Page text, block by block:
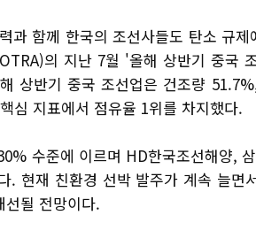
과 함께 한국의 조선사들도 탄소 규
의 지난 7월 '올해 상반기 중국
상반기 중국 조선업은 건조량
심 지표에서 점유율 1위를 차지했다.
수준에 이르며 HD한국조선해양,
. 현재 친환경 선박 발주가 계속 늘면
될 전망이다.